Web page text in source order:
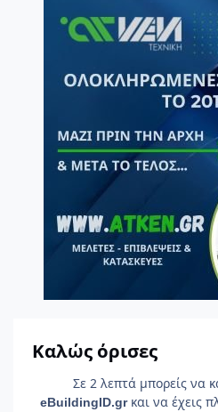
Καλώς όρισες
Σε 2 λεπτά μπορείς να
eBuildingID.gr και να έχεις